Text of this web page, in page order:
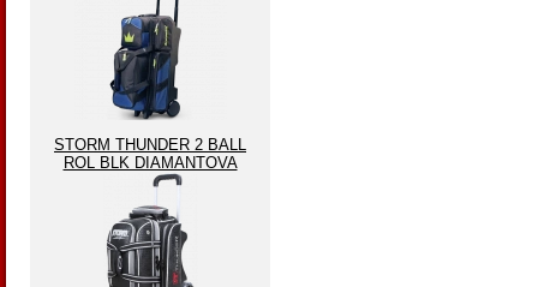
STORM THUNDER 2 BALL
ROL BLK DIAMANTOVA